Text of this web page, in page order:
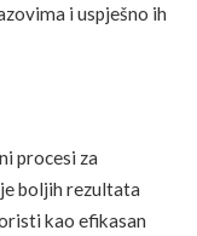
i uspješno ih
procesi za
boljih rezultata
kao efikasan